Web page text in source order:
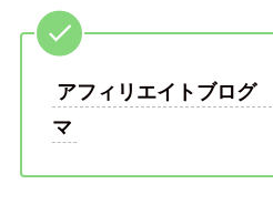
アフィリエイトブロ
マ